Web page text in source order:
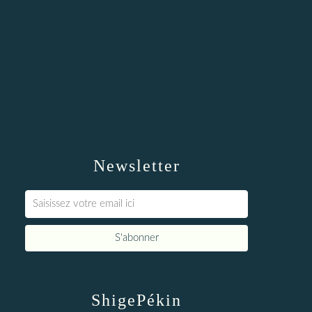
Newsletter
ShigePékin